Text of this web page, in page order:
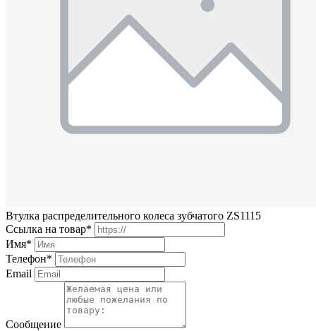
Втулка распределительного колеса зубчатого ZS1115
Ссылка на товар*
Имя*
Телефон*
Email
Сообщение